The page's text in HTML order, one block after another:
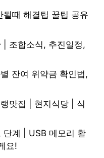
때 해결팁 꿀팁 공유
| 조합소식, 추진일정,
잔여 위약금 확인법,
맛집 | 현지식당 | 식
단계 | USB 메모리 활
요!